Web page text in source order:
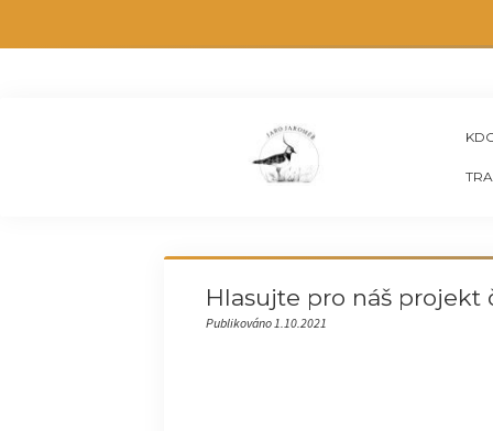
Hlasujte pro náš projekt
Publikováno 1.10.2021